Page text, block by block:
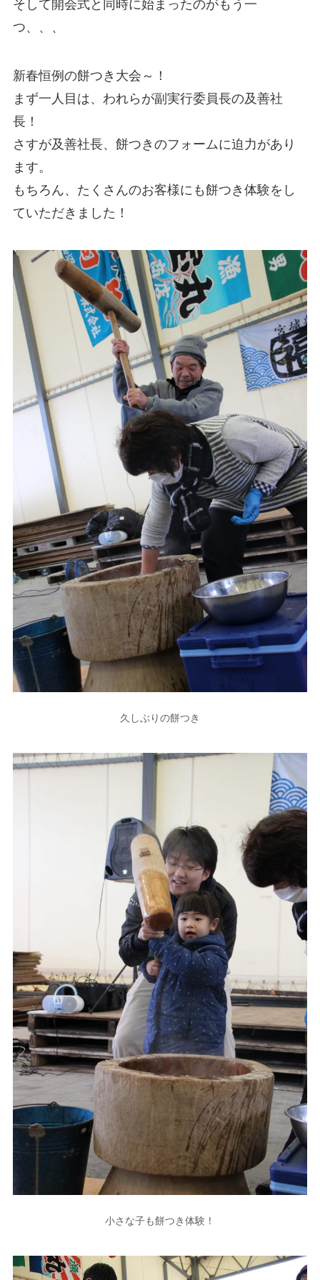
そして開会式と同時に始まったのがもう一
つ、、、
新春恒例の餅つき大会～！
まず一人目は、われらが副実行委員長の及善社
長！
さすが及善社長、餅つきのフォームに迫力があり
ます。
もちろん、たくさんのお客様にも餅つき体験をし
ていただきました！
久しぶりの餅つき
小さな子も餅つき体験！